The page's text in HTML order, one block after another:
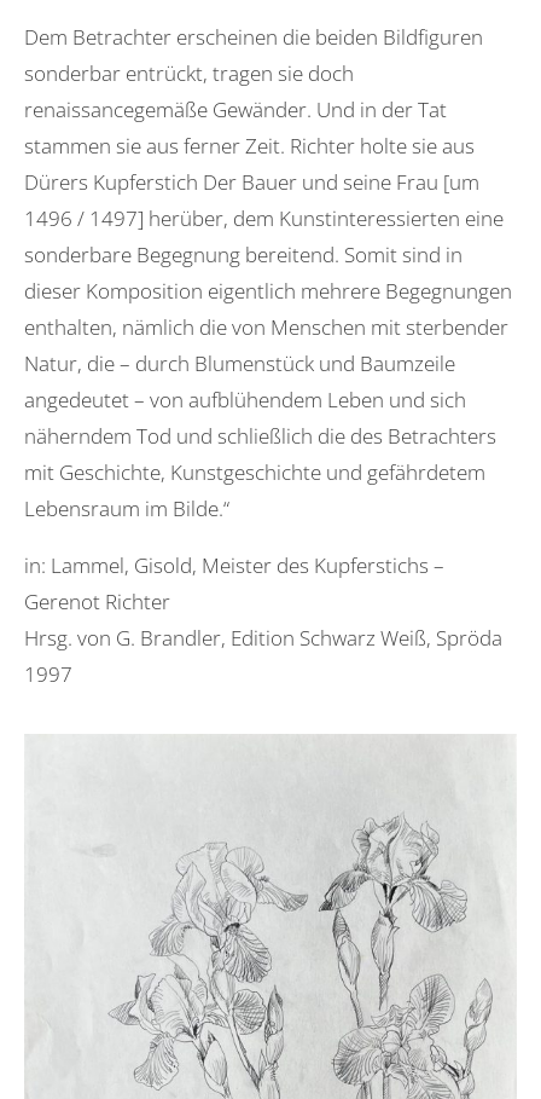
Dem Betrachter erscheinen die beiden Bildfiguren
sonderbar entrückt, tragen sie doch
renaissancegemäße Gewänder. Und in der Tat
stammen sie aus ferner Zeit. Richter holte sie aus
Dürers Kupferstich Der Bauer und seine Frau [um
1496 / 1497] herüber, dem Kunstinteressierten eine
sonderbare Begegnung bereitend. Somit sind in
dieser Komposition eigentlich mehrere Begegnungen
enthalten, nämlich die von Menschen mit sterbender
Natur, die – durch Blumenstück und Baumzeile
angedeutet – von aufblühendem Leben und sich
näherndem Tod und schließlich die des Betrachters
mit Geschichte, Kunstgeschichte und gefährdetem
Lebensraum im Bilde.“
in: Lammel, Gisold, Meister des Kupferstichs –
Gerenot Richter
Hrsg. von G. Brandler, Edition Schwarz Weiß, Spröda
1997